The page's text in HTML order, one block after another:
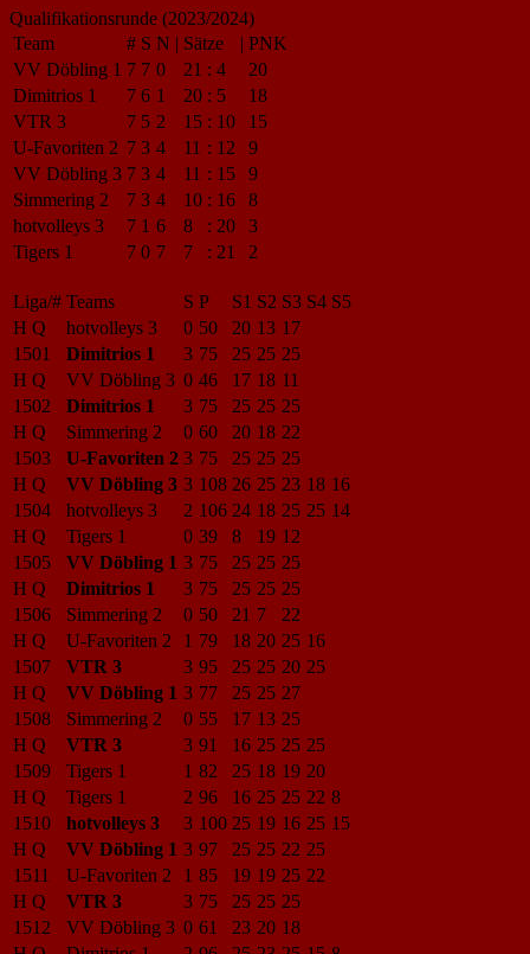
Qualifikationsrunde (2023/2024)
Team
# S N | Sätze | PNK
VV Döbling 1 7 7 0 21 : 4
20
Dimitrios 1
7 6 1 20 : 5
18
VTR 3
7 5 2 15 : 10
15
U-Favoriten 2 7 3 4 11 : 12
9
VV Döbling 3 7 3 4 11 : 15
9
Simmering 2
7 3 4 10 : 16
8
hotvolleys 3
7 1 6 8 : 20
3
Tigers 1
7 0 7 7 : 21 2
Liga/# Teams S P S1 S2 S3 S4 S5
H Q
hotvolleys 3 0 50 20 13 17
1501
Dimitrios 1 3 75 25 25 25
H Q
VV Döbling 3 0 46 17 18 11
1502
Dimitrios 1 3 75 25 25 25
H Q
Simmering 2 0 60 20 18 22
1503
U-Favoriten 2 3 75 25 25 25
H Q
VV Döbling 3 3 108 26 25 23 18 16
1504
hotvolleys 3 2 106 24 18 25 25 14
H Q
Tigers 1 0 39 8 19 12
1505
VV Döbling 1 3 75 25 25 25
H Q
Dimitrios 1 3 75 25 25 25
1506
Simmering 2 0 50 21 7
22
H Q
U-Favoriten 2 1 79 18 20 25 16
1507
VTR 3 3 95 25 25 20 25
H Q
VV Döbling 1 3 77 25 25 27
1508
Simmering 2 0 55 17 13 25
H Q
VTR 3 3 91 16 25 25 25
1509
Tigers 1 1 82 25 18 19 20
H Q
Tigers 1 2 96 16 25 25 22 8
1510
hotvolleys 3 3 100 25 19 16 25 15
H Q
VV Döbling 1 3 97 25 25 22 25
1511
U-Favoriten 2 1 85 19 19 25 22
H Q
VTR 3 3 75 25 25 25
1512
VV Döbling 3 0 61 23 20 18